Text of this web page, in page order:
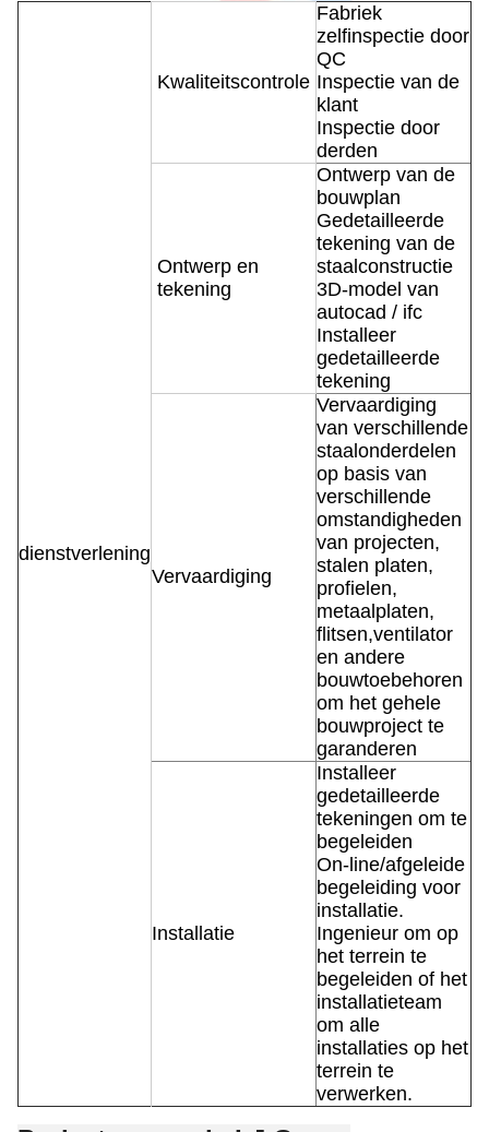
dienstverlening
Kwaliteitscontrole
Fabriek
zelfinspectie door
QC
Inspectie van de
klant
Inspectie door
derden
Ontwerp en
tekening
Ontwerp van de
bouwplan
Gedetailleerde
tekening van de
staalconstructie
3D-model van
autocad / ifc
Installeer
gedetailleerde
tekening
Vervaardiging
Vervaardiging
van verschillende
staalonderdelen
op basis van
verschillende
omstandigheden
van projecten,
stalen platen,
profielen,
metaalplaten,
flitsen,ventilator
en andere
bouwtoebehoren
om het gehele
bouwproject te
garanderen
Installatie
Installeer
gedetailleerde
tekeningen om te
begeleiden
On-line/afgeleide
begeleiding voor
installatie.
Ingenieur om op
het terrein te
begeleiden of het
installatieteam
om alle
installaties op het
terrein te
verwerken.